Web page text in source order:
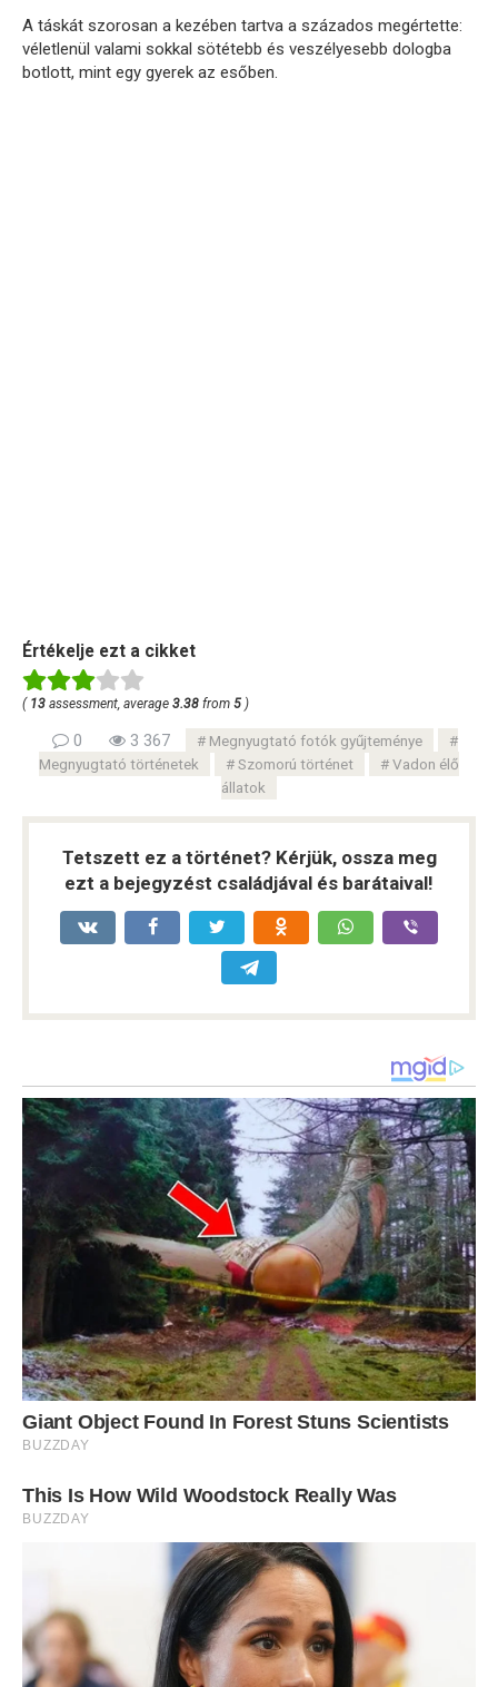
A táskát szorosan a kezében tartva a százados megértette:
véletlenül valami sokkal sötétebb és veszélyesebb dologba
botlott, mint egy gyerek az esőben.
Értékelje ezt a cikket
( 13 assessment, average 3.38 from 5 )
0 3 367
Megnyugtató fotók gyűjteménye
Megnyugtató történetek
Szomorú történet
Vadon élő
állatok
Tetszett ez a történet? Kérjük, ossza meg
ezt a bejegyzést családjával és barátaival!